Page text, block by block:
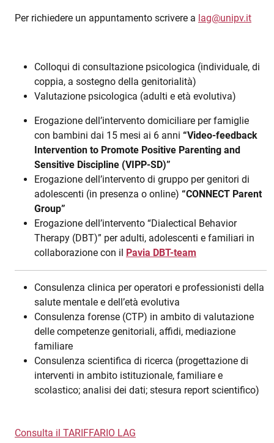
Per richiedere un appuntamento scrivere a lag@unipv.it
Colloqui di consultazione psicologica (individuale, di
coppia, a sostegno della genitorialità)
Valutazione psicologica (adulti e età evolutiva)
Erogazione dell’intervento domiciliare per famiglie
con bambini dai 15 mesi ai 6 anni “Video-feedback
Intervention to Promote Positive Parenting and
Sensitive Discipline (VIPP-SD)”
Erogazione dell’intervento di gruppo per genitori di
adolescenti (in presenza o online) “CONNECT Parent
Group”
Erogazione dell’intervento “Dialectical Behavior
Therapy (DBT)” per adulti, adolescenti e familiari in
collaborazione con il Pavia DBT-team
Consulenza clinica per operatori e professionisti della
salute mentale e dell’età evolutiva
Consulenza forense (CTP) in ambito di valutazione
delle competenze genitoriali, affidi, mediazione
familiare
Consulenza scientifica di ricerca (progettazione di
interventi in ambito istituzionale, familiare e
scolastico; analisi dei dati; stesura report scientifico)
Consulta il TARIFFARIO LAG